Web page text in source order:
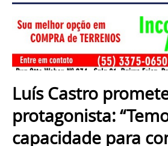
Luís Castro
protagonista:
capacidade para